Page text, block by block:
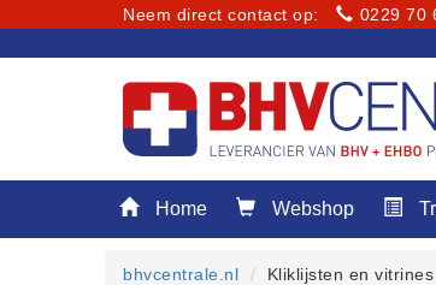
Neem direct contact op: 0229 70
Home
Home Webshop
bhvcentrale.nl Kliklijsten en vitrines